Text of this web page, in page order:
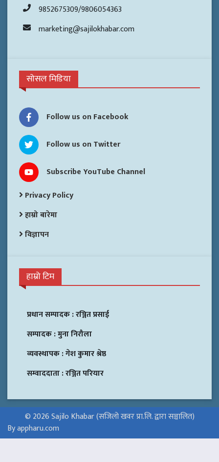
9852675309/9806054363
marketing@sajilokhabar.com
सोसल मिडिया
Follow us on Facebook
Follow us on Twitter
Subscribe YouTube Channel
Privacy Policy
हाम्रो बारेमा
विज्ञापन
हाम्रो टिम
प्रधान सम्पादक :रञ्जित प्रसाई
सम्पादक :मुना निरौला
व्यवस्थापक :गेश कुमार श्रेष्ठ
सम्वाददाता :रञ्जित परियार
© 2026 Sajilo Khabar (सजिलो खवर प्रा.लि. द्वारा सञ्चालित)
By appharu.com